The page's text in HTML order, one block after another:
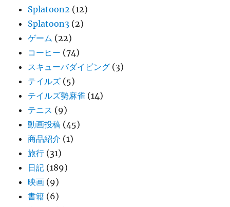
Splatoon2 (12)
Splatoon3 (2)
ゲーム (22)
コーヒー (74)
スキューバダイビング (3)
テイルズ (5)
テイルズ勢麻雀 (14)
テニス (9)
動画投稿 (45)
商品紹介 (1)
旅行 (31)
日記 (189)
映画 (9)
書籍 (6)